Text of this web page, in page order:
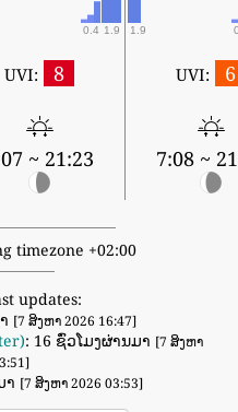
0.4 1.9 1.9
UVI: 8
~ 21:23
UVI: 6
7:08 ~
timezone +02:00
updates:
[7 ສິງຫາ 2026 16:47]
: 16 ຊົ່ວໂມງຜ່ານມາ [7 ສິງຫາ
າ [7 ສິງຫາ 2026 03:53]